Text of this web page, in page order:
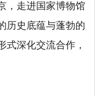
，走进国家博物馆
历史底蕴与蓬勃的
式深化交流合作，